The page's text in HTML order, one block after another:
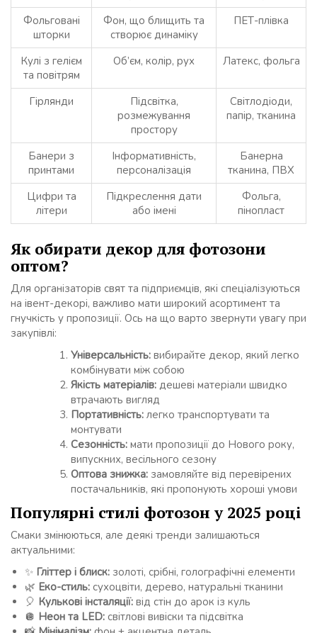
Фольговані
шторки
Фон, що блищить та
створює динаміку
ПЕТ-плівка
Кулі з гелієм
та повітрям
Об’єм, колір, рух Латекс, фольга
Гірлянди
Підсвітка,
розмежування
простору
Світлодіоди,
папір, тканина
Банери з
принтами
Інформативність,
персоналізація
Банерна
тканина, ПВХ
Цифри та
літери
Підкреслення дати
або імені
Фольга,
пінопласт
Як обирати декор для фотозони
оптом?
Для організаторів свят та підприємців, які спеціалізуються
на івент-декорі, важливо мати широкий асортимент та
гнучкість у пропозиції. Ось на що варто звернути увагу при
закупівлі:
Універсальність: вибирайте декор, який легко
комбінувати між собою
Якість матеріалів: дешеві матеріали швидко
втрачають вигляд
Портативність: легко транспортувати та
монтувати
Сезонність: мати пропозиції до Нового року,
випускних, весільного сезону
Оптова знижка: замовляйте від перевірених
постачальників, які пропонують хороші умови
Популярні стилі фотозон у 2025 році
Смаки змінюються, але деякі тренди залишаються
актуальними:
✨ Гліттер і блиск: золоті, срібні, голографічні елементи
🌿 Еко-стиль: сухоцвіти, дерево, натуральні тканини
🎈 Кулькові інсталяції: від стін до арок із куль
🪩 Неон та LED: світлові вивіски та підсвітка